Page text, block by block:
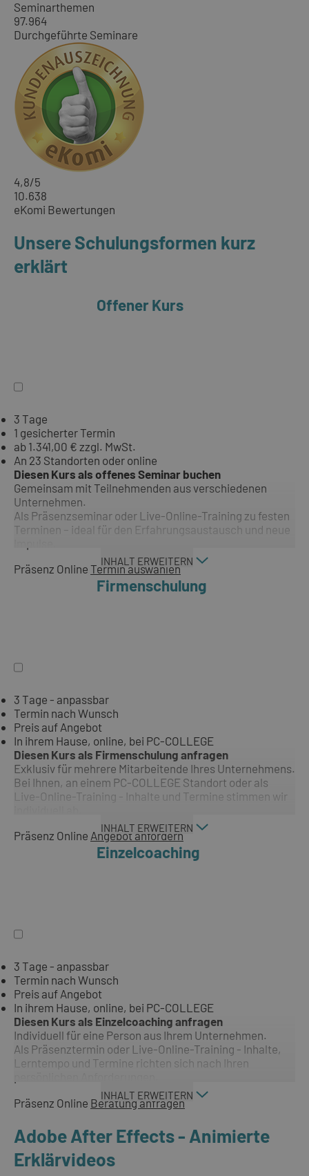
Seminarthemen
97.964
Durchgeführte Seminare
4,8/5
10.638
eKomi Bewertungen
Unsere Schulungsformen kurz
erklärt
Offener Kurs
3 Tage
1 gesicherter Termin
ab 1.341,00 € zzgl. MwSt.
An 23 Standorten oder online
Diesen Kurs als offenes Seminar buchen
Gemeinsam mit Teilnehmenden aus verschiedenen
Unternehmen.
Als Präsenzseminar oder Live-Online-Training zu festen
Terminen – ideal für den Erfahrungsaustausch und neue
INHALT ERWEITERN
Präsenz Online Termin auswählen
Firmenschulung
3 Tage - anpassbar
Termin nach Wunsch
Preis auf Angebot
In ihrem Hause, online, bei PC-COLLEGE
Diesen Kurs als Firmenschulung anfragen
Exklusiv für mehrere Mitarbeitende Ihres Unternehmens.
Bei Ihnen, an einem PC-COLLEGE Standort oder als
Live-Online-Training - Inhalte und Termine stimmen wir
INHALT ERWEITERN
Präsenz Online Angebot anfordern
Einzelcoaching
3 Tage - anpassbar
Termin nach Wunsch
Preis auf Angebot
In ihrem Hause, online, bei PC-COLLEGE
Diesen Kurs als Einzelcoaching anfragen
Individuell für eine Person aus Ihrem Unternehmen.
Als Präsenztermin oder Live-Online-Training - Inhalte,
Lerntempo und Termine richten sich nach Ihren
INHALT ERWEITERN
Präsenz Online Beratung anfragen
Adobe After Effects - Animierte
Erklärvideos